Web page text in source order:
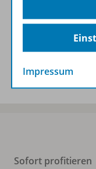
Sofort profitieren
Impressum